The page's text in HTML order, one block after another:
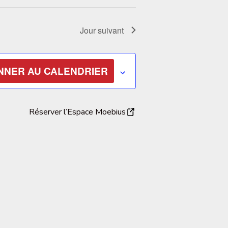
Jour suivant
AU CALENDRIER
Réserver l’Espace Moebius